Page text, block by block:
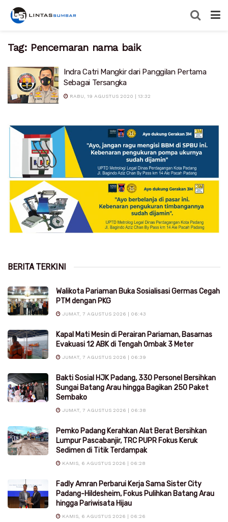
Tag: Pencemaran nama baik
Indra Catri Mangkir dari Panggilan Pertama
Sebagai Tersangka
RABU, 19 AGUSTUS 2020 | 13:32
BERITA TERKINI
Walikota Pariaman Buka Sosialisasi Germas Cegah
PTM dengan PKG
JUMAT, 7 AGUSTUS 2026 | 06:43
Kapal Mati Mesin di Perairan Pariaman, Basarnas
Evakuasi 12 ABK di Tengah Ombak 3 Meter
JUMAT, 7 AGUSTUS 2026 | 06:39
Bakti Sosial HJK Padang, 330 Personel Bersihkan
Sungai Batang Arau hingga Bagikan 250 Paket
Sembako
JUMAT, 7 AGUSTUS 2026 | 06:38
Pemko Padang Kerahkan Alat Berat Bersihkan
Lumpur Pascabanjir, TRC PUPR Fokus Keruk
Sedimen di Titik Terdampak
KAMIS, 6 AGUSTUS 2026 | 06:28
Fadly Amran Perbarui Kerja Sama Sister City
Padang-Hildesheim, Fokus Pulihkan Batang Arau
hingga Pariwisata Hijau
KAMIS, 6 AGUSTUS 2026 | 06:26